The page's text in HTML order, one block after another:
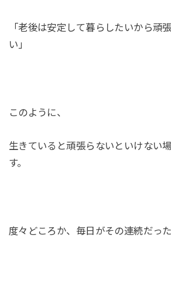
「老後は安定して暮らしたいから頑
い」
このように、
生きていると頑張らないといけない
す。
度々どころか、毎日がその連続だっ